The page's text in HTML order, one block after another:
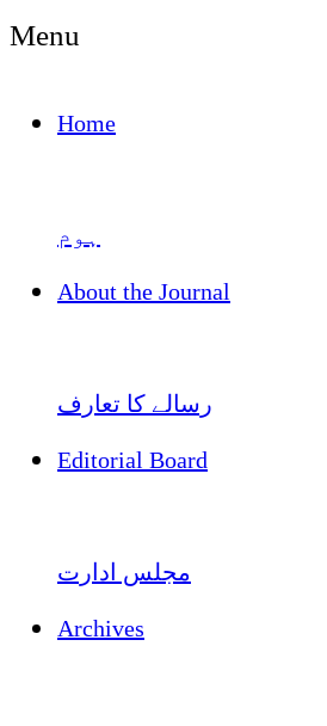
Menu
Home
ہوم
About the Journal
رسالے کا تعارف
Editorial Board
مجلس ادارت
Archives